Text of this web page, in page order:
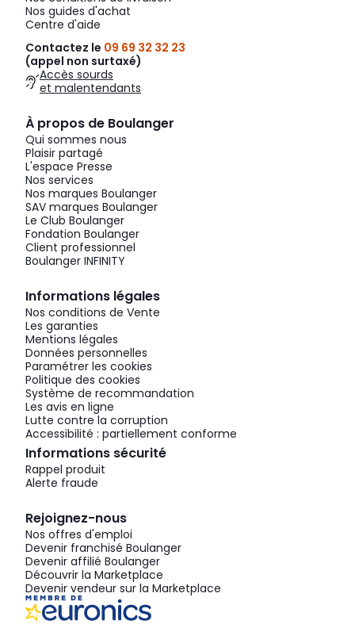
Nos guides d'achat
Centre d'aide
Contactez le 09 69 32 32 23
(appel non surtaxé)
Accès sourds
et malentendants
À propos de Boulanger
Qui sommes nous
Plaisir partagé
L'espace Presse
Nos services
Nos marques Boulanger
SAV marques Boulanger
Le Club Boulanger
Fondation Boulanger
Client professionnel
Boulanger INFINITY
Informations légales
Nos conditions de Vente
Les garanties
Mentions légales
Données personnelles
Paramétrer les cookies
Politique des cookies
Système de recommandation
Les avis en ligne
Lutte contre la corruption
Accessibilité : partiellement conforme
Informations sécurité
Rappel produit
Alerte fraude
Rejoignez-nous
Nos offres d'emploi
Devenir franchisé Boulanger
Devenir affilié Boulanger
Découvrir la Marketplace
Devenir vendeur sur la Marketplace